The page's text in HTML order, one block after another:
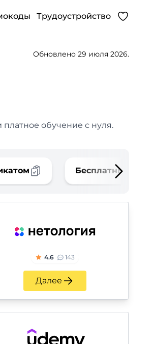
Трудоустройство
Обновлено 29 июля 2026.
обучение с нуля.
Бесплатные
4.6 143
Далее